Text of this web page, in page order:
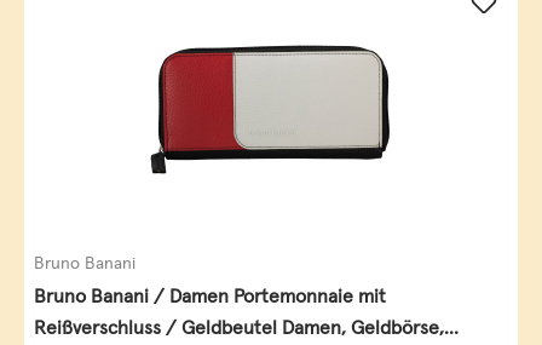
Bruno Banani
Bruno Banani / Damen Portemonnaie mit
Reißverschluss / Geldbeutel Damen, Geldbörse,